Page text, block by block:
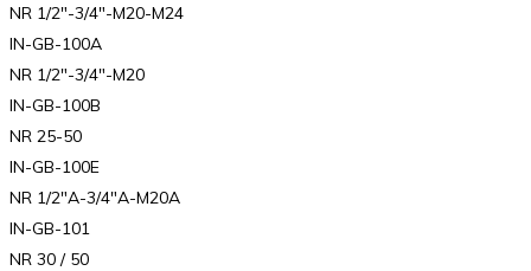
NR 1/2″-3/4″-M20-M24
IN-GB-100A
NR 1/2″-3/4″-M20
IN-GB-100B
NR 25-50
IN-GB-100E
NR 1/2″A-3/4″A-M20A
IN-GB-101
NR 30 / 50